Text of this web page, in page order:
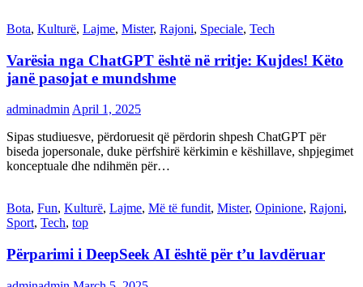
Bota, Kulturë, Lajme, Mister, Rajoni, Speciale, Tech
Varësia nga ChatGPT është në rritje: Kujdes! Këto
janë pasojat e mundshme
adminadmin April 1, 2025
Sipas studiuesve, përdoruesit që përdorin shpesh ChatGPT për
biseda jopersonale, duke përfshirë kërkimin e këshillave, shpjegimet
konceptuale dhe ndihmën për…
Bota, Fun, Kulturë, Lajme, Më të fundit, Mister, Opinione, Rajoni,
Sport, Tech, top
Përparimi i DeepSeek AI është për t’u lavdëruar